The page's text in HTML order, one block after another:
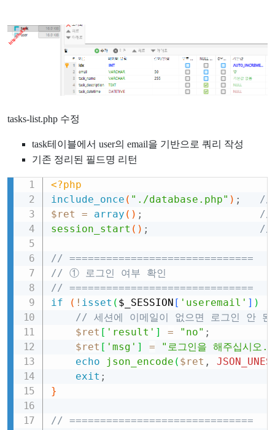
tasks-list.php 수정
task테이블에서 user의 email을 기반으로 쿼리 작성
기존 정리된 필드명 리턴
<?php
include_once ( "./database.php" ) ;
//
$ret
= array ( ) ;
//
session_start ( ) ; //
// ==============================
// ① 로그인 여부 확인
// ==============================
if
( ! isset ( $_SESSION [ 'useremail' ] )
// 세션에 이메일이 없으면 로그인 안 된
$ret [ 'result' ] = "no" ;
$ret [ 'msg' ] = "로그인을 해주십시오."
echo
json_encode ( $ret ,
exit ;
}
// ==============================